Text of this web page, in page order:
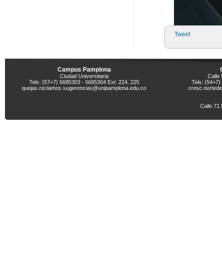
Tweet
Campus Pamplona
Ciudad Universitaria
Tels: (57+7) 5685303 - 5685304 Ext: 224, 225
quejas.reclamos.sugerencias@unipamplona.edu.co
Calle
Tels: (54+7)
Calle 71